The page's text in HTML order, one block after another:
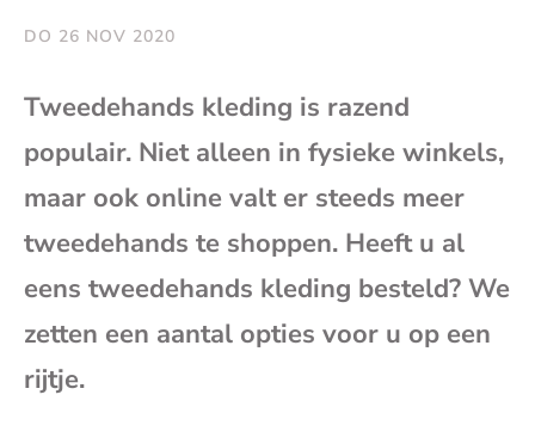
e-
DO 26 NOV 2020
Tweedehands kleding is razend
populair. Niet alleen in fysieke winkels,
maar ook online valt er steeds meer
tweedehands te shoppen. Heeft u al
eens tweedehands kleding besteld? We
zetten een aantal opties voor u op een
rijtje.